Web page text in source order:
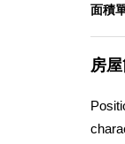
面積
房